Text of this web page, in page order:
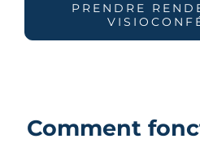
PRENDRE
Comment